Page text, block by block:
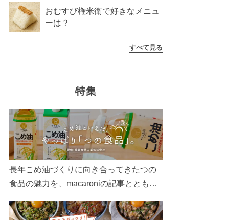
おむすび権米衛で好きなメニュ
ーは？
すべて見る
特集
長年こめ油づくりに向き合ってきたつの
食品の魅力を、macaroniの記事とともに
ん、製造現場や品質へのこだわりまで。